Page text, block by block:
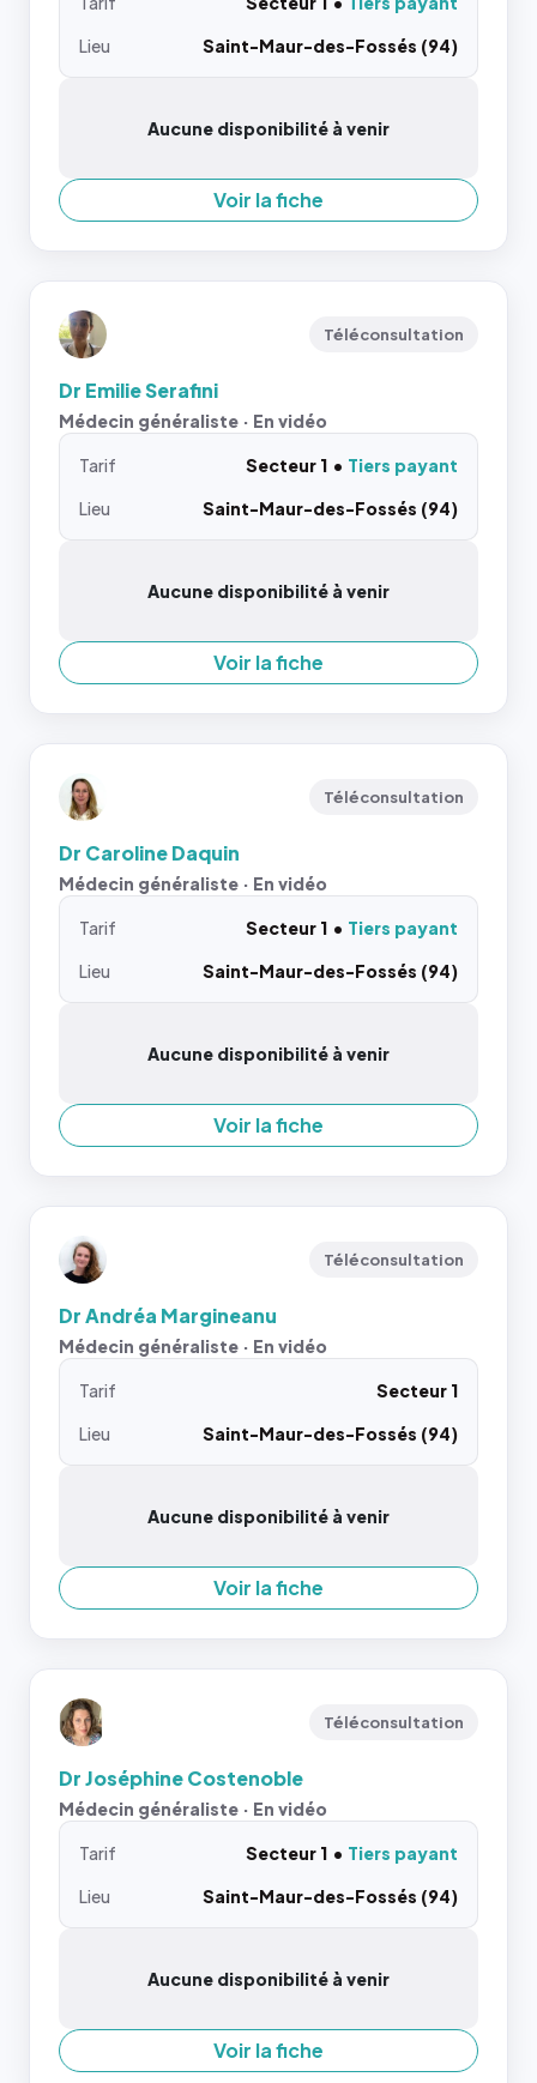
Lieu
Saint-Maur-des-Fossés (94)
Aucune disponibilité à venir
Voir la fiche
Téléconsultation
Dr Emilie Serafini
Médecin généraliste · En vidéo
Tarif Secteur 1
Tiers payant
Lieu
Saint-Maur-des-Fossés (94)
Aucune disponibilité à venir
Voir la fiche
Téléconsultation
Dr Caroline Daquin
Médecin généraliste · En vidéo
Tarif Secteur 1
Tiers payant
Lieu
Saint-Maur-des-Fossés (94)
Aucune disponibilité à venir
Voir la fiche
Téléconsultation
Dr Andréa Margineanu
Médecin généraliste · En vidéo
Tarif
Secteur 1
Lieu
Saint-Maur-des-Fossés (94)
Aucune disponibilité à venir
Voir la fiche
Téléconsultation
Dr Joséphine Costenoble
Médecin généraliste · En vidéo
Tarif Secteur 1
Tiers payant
Lieu
Saint-Maur-des-Fossés (94)
Aucune disponibilité à venir
Voir la fiche